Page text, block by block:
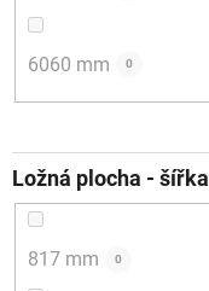
6060 mm 0
Ložná plocha - šířka
817 mm 0